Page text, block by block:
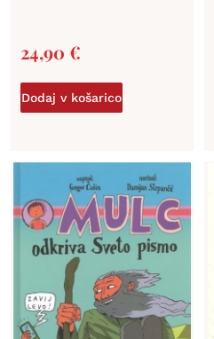
24,90 €
Dodaj v košarico